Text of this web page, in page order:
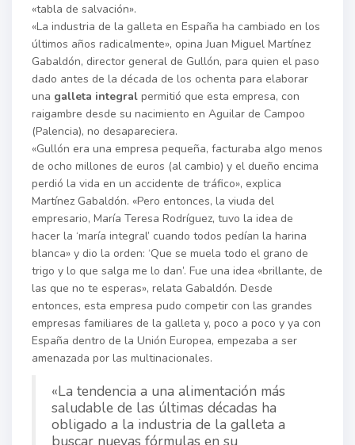
«tabla de salvación».
«La industria de la galleta en España ha cambiado en los
últimos años radicalmente», opina Juan Miguel Martínez
Gabaldón, director general de Gullón, para quien el paso
dado antes de la década de los ochenta para elaborar
una galleta integral permitió que esta empresa, con
raigambre desde su nacimiento en Aguilar de Campoo
(Palencia), no desapareciera.
«Gullón era una empresa pequeña, facturaba algo menos
de ocho millones de euros (al cambio) y el dueño encima
perdió la vida en un accidente de tráfico», explica
Martínez Gabaldón. «Pero entonces, la viuda del
empresario, María Teresa Rodríguez, tuvo la idea de
hacer la ‘maría integral’ cuando todos pedían la harina
blanca» y dio la orden: ‘Que se muela todo el grano de
trigo y lo que salga me lo dan’. Fue una idea «brillante, de
las que no te esperas», relata Gabaldón. Desde
entonces, esta empresa pudo competir con las grandes
empresas familiares de la galleta y, poco a poco y ya con
España dentro de la Unión Europea, empezaba a ser
amenazada por las multinacionales.
«La tendencia a una alimentación más
saludable de las últimas décadas ha
obligado a la industria de la galleta a
buscar nuevas fórmulas en su